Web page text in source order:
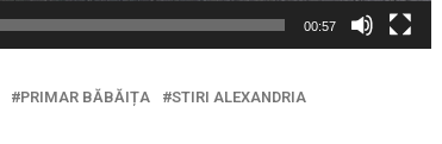
00:57
PRIMAR BĂBĂIȚA
STIRI ALEXANDRIA